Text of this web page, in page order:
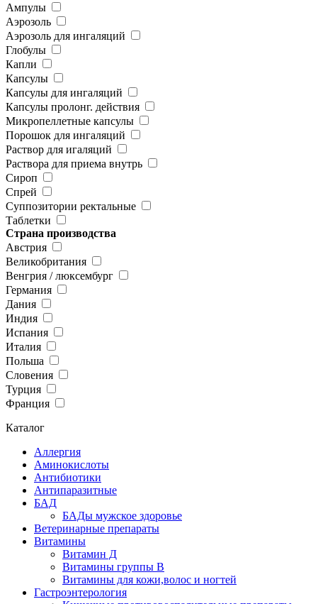
Ампулы
Аэрозоль
Аэрозоль для ингаляций
Глобулы
Капли
Капсулы
Капсулы для ингаляций
Капсулы пролонг. действия
Микропеллетные капсулы
Порошок для ингаляций
Раствор для игаляций
Раствора для приема внутрь
Сироп
Спрей
Суппозитории ректальные
Таблетки
Страна производства
Австрия
Великобритания
Венгрия / люксембург
Германия
Дания
Индия
Испания
Италия
Польша
Словения
Турция
Франция
Каталог
Аллергия
Аминокислоты
Антибиотики
Антипаразитные
БАД
БАДы мужское здоровье
Ветеринарные препараты
Витамины
Витамин Д
Витамины группы В
Витамины для кожи,волос и ногтей
Гастроэнтерология